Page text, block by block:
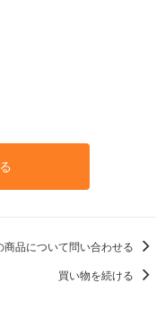
商品について問い合わせる
買い物を続ける